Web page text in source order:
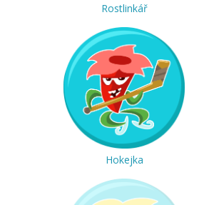
Rostlinkář
Hokejka